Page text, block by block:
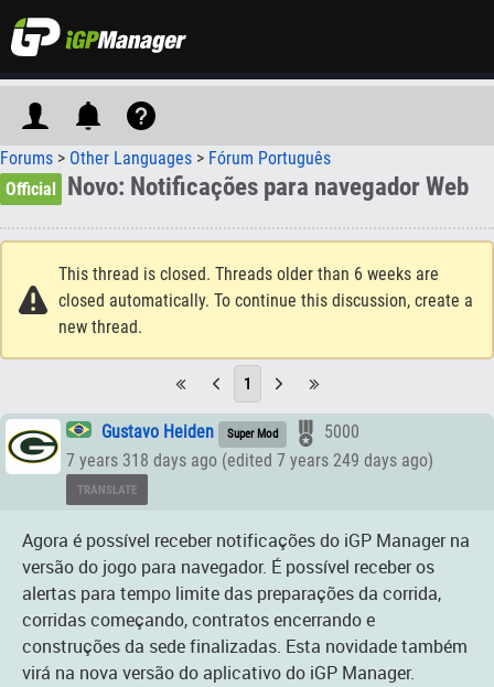
Forums > Other Languages > Fórum Português
Official
Novo: Notificações para navegador Web
This thread is closed. Threads older than 6 weeks are
closed automatically. To continue this discussion, create a
new thread.
1
Gustavo Heiden Super Mod
5000
7 years 318 days ago (edited 7 years 249 days ago)
TRANSLATE
Agora é possível receber notificações do iGP Manager na
versão do jogo para navegador. É possível receber os
alertas para tempo limite das preparações da corrida,
corridas começando, contratos encerrando e
construções da sede finalizadas. Esta novidade também
virá na nova versão do aplicativo do iGP Manager.